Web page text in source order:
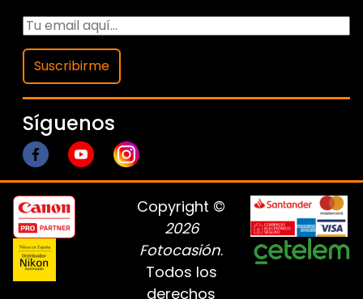
Suscribirme
Síguenos
Copyright ©
2026
Fotocasión.
Todos los
derechos